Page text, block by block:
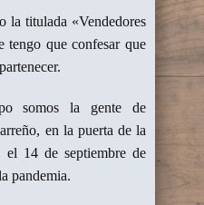
la titulada «Vendedores
tengo que confesar que
somos la gente de
en la puerta de la
14 de septiembre de
pandemia.